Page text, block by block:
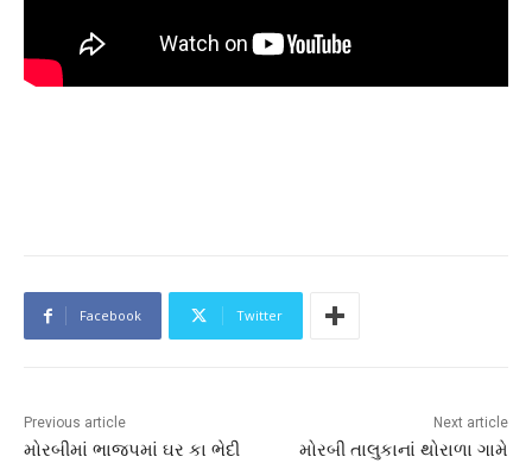
Facebook Twitter
Previous article
મોરબીમાં ભાજપમાં ઘર કા ભેદી
Next article
મોરબી તાલુકાનાં થોરાળા ગામે